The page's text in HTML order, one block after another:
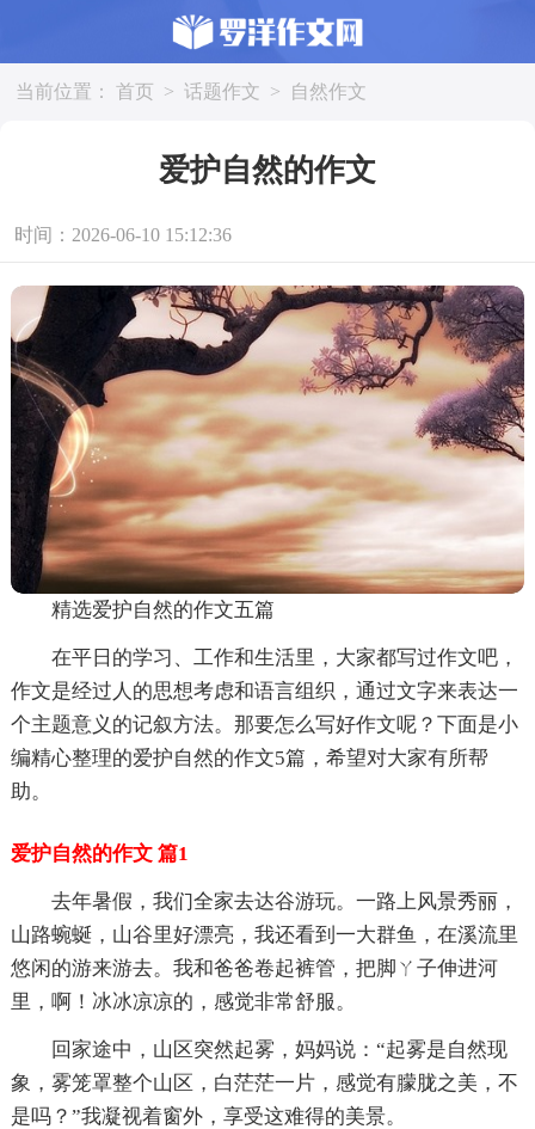
当前位置： 首页 > 话题作文 > 自然作文
爱护自然的作文
时间：2026-06-10 15:12:36
精选爱护自然的作文五篇
在平日的学习、工作和生活里，大家都写过作文吧，
作文是经过人的思想考虑和语言组织，通过文字来表达一
个主题意义的记叙方法。那要怎么写好作文呢？下面是小
编精心整理的爱护自然的作文5篇，希望对大家有所帮
助。
爱护自然的作文 篇1
去年暑假，我们全家去达谷游玩。一路上风景秀丽，
山路蜿蜒，山谷里好漂亮，我还看到一大群鱼，在溪流里
悠闲的游来游去。我和爸爸卷起裤管，把脚ㄚ子伸进河
里，啊！冰冰凉凉的，感觉非常舒服。
回家途中，山区突然起雾，妈妈说：“起雾是自然现
象，雾笼罩整个山区，白茫茫一片，感觉有朦胧之美，不
是吗？”我凝视着窗外，享受这难得的美景。